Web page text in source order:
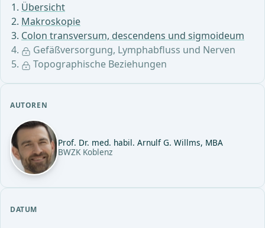
Übersicht
Makroskopie
Colon transversum, descendens und sigmoideum
Gefäßversorgung, Lymphabfluss und Nerven
Topographische Beziehungen
AUTOREN
Prof. Dr. med. habil. Arnulf G. Willms, MBA
BWZK Koblenz
DATUM